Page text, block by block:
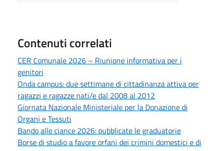
Contenuti correlati
CER Comunale 2026 – Riunione informativa per i
genitori
Onda campus: due settimane di cittadinanza attiva per
ragazzi e ragazze nati/e dal 2008 al 2012
Giornata Nazionale Ministeriale per la Donazione di
Organi e Tessuti
Bando alle ciance 2026: pubblicate le graduatorie
Borse di studio a favore orfani dei crimini domestici e di